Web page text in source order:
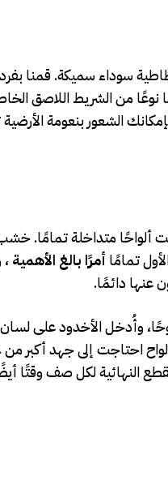
سوداء سميكة. قمنا
من الشريط اللاصق
الشعور بنعومة
ألواحًا متداخلة تمامًا.
تمامًا أمرًا بالغ الأهمية
عنها دائمًا.
وأُدخل الأخدود على لسان
احتاجت إلى جهد أكبر
النهائية لكل صف